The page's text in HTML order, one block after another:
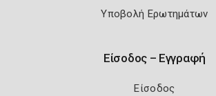
Υποβολή Ερωτημάτων
Είσοδος – Εγγραφή
Είσοδος